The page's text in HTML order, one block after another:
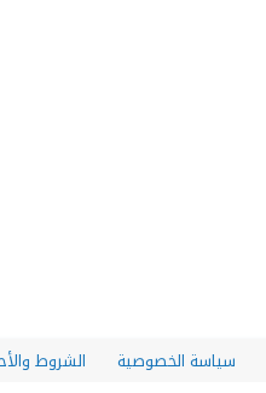
سياسة الخصوصية الشروط